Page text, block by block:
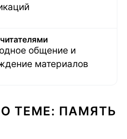
общение и
материалов
ТЕМЕ: ПАМЯТЬ